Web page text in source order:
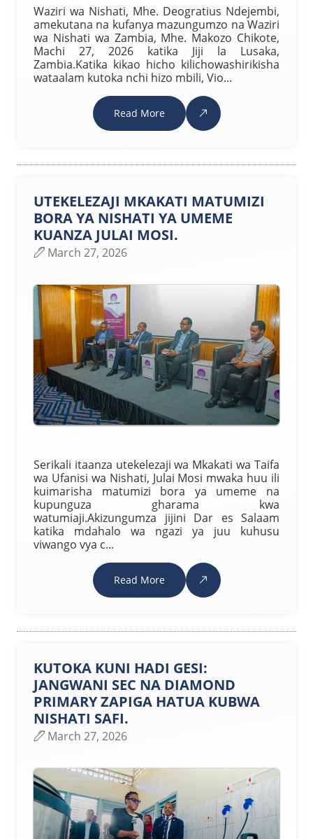
Waziri wa Nishati, Mhe. Deogratius Ndejembi,
amekutana na kufanya mazungumzo na Waziri
wa Nishati wa Zambia, Mhe. Makozo Chikote,
Machi 27, 2026 katika Jiji la Lusaka,
Zambia.Katika kikao hicho kilichowashirikisha
wataalam kutoka nchi hizo mbili, Vio...
Read More
UTEKELEZAJI MKAKATI MATUMIZI
BORA YA NISHATI YA UMEME
KUANZA JULAI MOSI.
March 27, 2026
Serikali itaanza utekelezaji wa Mkakati wa Taifa
wa Ufanisi wa Nishati, Julai Mosi mwaka huu ili
kuimarisha matumizi bora ya umeme na
kupunguza gharama kwa
watumiaji.Akizungumza jijini Dar es Salaam
katika mdahalo wa ngazi ya juu kuhusu
viwango vya c...
Read More
KUTOKA KUNI HADI GESI:
JANGWANI SEC NA DIAMOND
PRIMARY ZAPIGA HATUA KUBWA
NISHATI SAFI.
March 27, 2026